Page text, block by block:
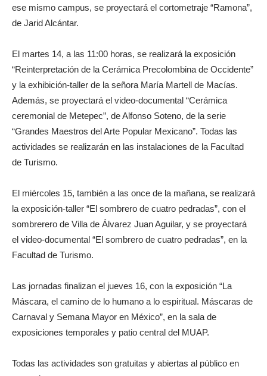
ese mismo campus, se proyectará el cortometraje “Ramona”,
de Jarid Alcántar.
El martes 14, a las 11:00 horas, se realizará la exposición
“Reinterpretación de la Cerámica Precolombina de Occidente”
y la exhibición-taller de la señora María Martell de Macías.
Además, se proyectará el video-documental “Cerámica
ceremonial de Metepec”, de Alfonso Soteno, de la serie
“Grandes Maestros del Arte Popular Mexicano”. Todas las
actividades se realizarán en las instalaciones de la Facultad
de Turismo.
El miércoles 15, también a las once de la mañana, se realizará
la exposición-taller “El sombrero de cuatro pedradas”, con el
sombrerero de Villa de Álvarez Juan Aguilar, y se proyectará
el video-documental “El sombrero de cuatro pedradas”, en la
Facultad de Turismo.
Las jornadas finalizan el jueves 16, con la exposición “La
Máscara, el camino de lo humano a lo espiritual. Máscaras de
Carnaval y Semana Mayor en México”, en la sala de
exposiciones temporales y patio central del MUAP.
Todas las actividades son gratuitas y abiertas al público en